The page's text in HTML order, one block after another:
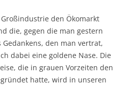
den Ökomarkt
die, gegen die man gestern
den man vertrat,
dabei eine goldene Nase. Die
die in grauen Vorzeiten den
hatte, wird in unseren